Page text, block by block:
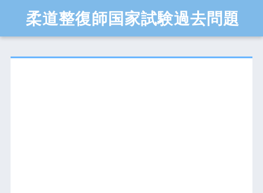
柔道整復師国家試験過去問題